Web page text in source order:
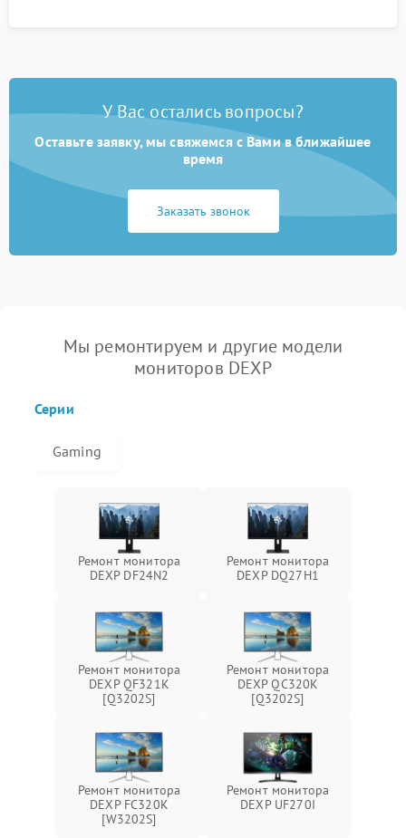
У Вас остались вопросы?
Оставьте заявку, мы свяжемся с Вами в ближайшее
время
Заказать звонок
Мы ремонтируем и другие модели
мониторов DEXP
Серии
Gaming
Ремонт монитора
DEXP DF24N2
Ремонт монитора
DEXP DQ27H1
Ремонт монитора
DEXP QF321K
[Q3202S]
Ремонт монитора
DEXP QC320K
[Q3202S]
Ремонт монитора
DEXP FC320K
[W3202S]
Ремонт монитора
DEXP UF270I